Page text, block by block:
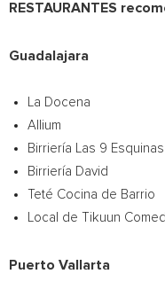
RESTAURANTES
Guadalajara
La Docena
Allium
Birriería Las 9 Esquinas
Birriería David
Teté Cocina de Barrio
Local de Tikuun
Puerto Vallarta